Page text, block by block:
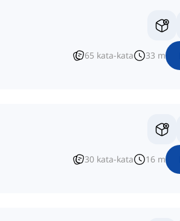
65 kata-kata 33 m
30 kata-kata 16 m